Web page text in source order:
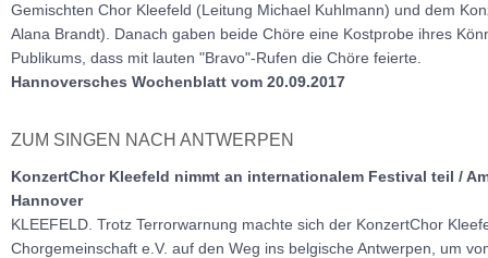
Gemischten Chor Kleefeld (Leitung Michael Kuhlmann) und dem
Alana Brandt). Danach gaben beide Chöre eine Kostprobe ihres
Publikums, dass mit lauten "Bravo"-Rufen die Chöre feierte.
Hannoversches Wochenblatt vom 20.09.2017
ZUM SINGEN NACH ANTWERPEN
KonzertChor Kleefeld nimmt an internationalem Festival teil /
Hannover
KLEEFELD. Trotz Terrorwarnung machte sich der KonzertChor
Chorgemeinschaft e.V. auf den Weg ins belgische Antwerpen, um